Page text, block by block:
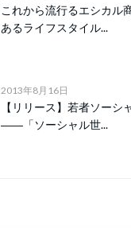
これから流行るエシカ
あるライフスタイル...
2013年8月16日
【リリース】若者ソーシ
――「ソーシャル世...